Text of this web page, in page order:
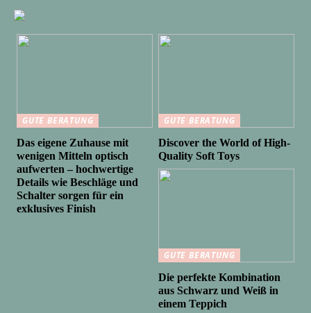
GUTE BERATUNG
Das eigene Zuhause mit
wenigen Mitteln optisch
aufwerten – hochwertige
Details wie Beschläge und
Schalter sorgen für ein
exklusives Finish
GUTE BERATUNG
Discover the World of High-
Quality Soft Toys
GUTE BERATUNG
Die perfekte Kombination
aus Schwarz und Weiß in
einem Teppich